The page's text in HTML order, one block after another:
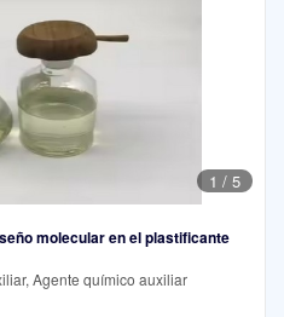
1 / 5
molecular en el plastificante
Agente químico auxiliar